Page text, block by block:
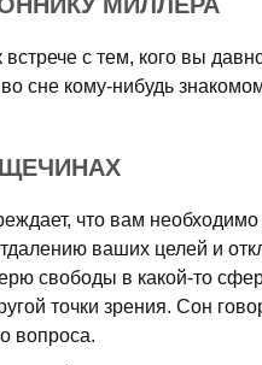
с тем, кого вы
сне кому-нибудь
что вам необходимо
ваших целей и
свободы в какой-то
точки зрения. Сон
вопроса.